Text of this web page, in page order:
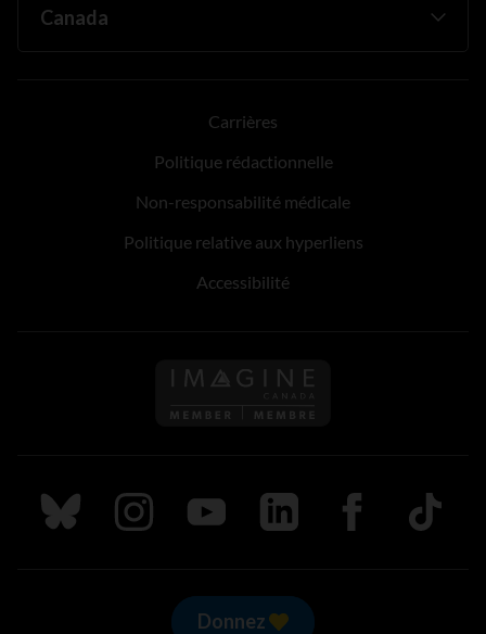
Carrières
Politique rédactionnelle
Non-responsabilité médicale
Politique relative aux hyperliens
Accessibilité
Suivez nous sur Bluesky
Suivez nous sur Instagram
Suivez nous sur Youtube
Suivez nous sur LinkedIn
Suivez nous sur
TikTok
Donnez